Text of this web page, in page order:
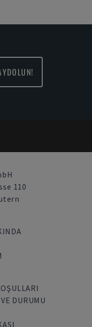
110
DURUMU